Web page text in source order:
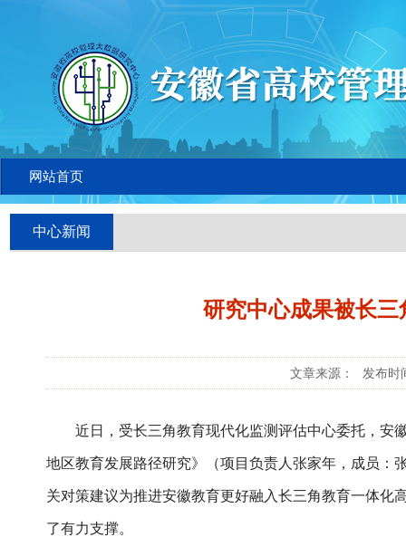
网站首页
中心新闻
研究中心成果被长
文章来源： 发布时
近日，受长三角教育现代化监测评估中心委托，安
地区教育发展路径研究》（项目负责人张家年，成员：
关对策建议为推进安徽教育更好融入长三角教育一体化
了有力支撑。